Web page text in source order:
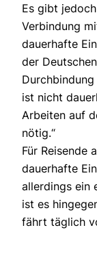
Es gibt
Verbindung
dauerhafte
der
Durchbindung
ist nicht
Arbeiten auf
nötig.“
Für Reisende
dauerhafte
allerdings ein
ist es
fährt täglich